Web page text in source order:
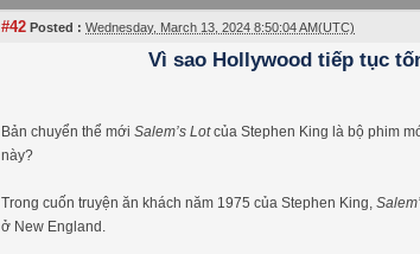
#42 Posted : Wednesday, March 13, 2024 8:50:04 AM(UTC)
Vì sao Hollywood tiếp tục
Bản chuyển thể mới Salem’s Lotcủa Stephen King là bộ phim
này?
Trong cuốn truyện ăn khách năm 1975 của Stephen King,
ở New England.